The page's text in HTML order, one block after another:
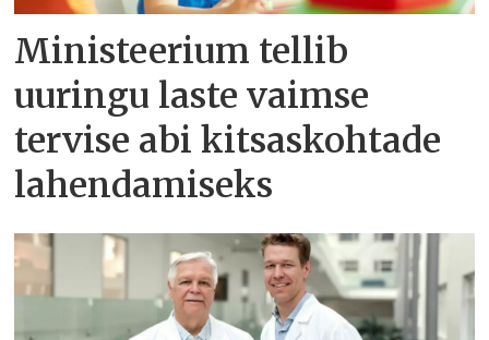
Ministeerium tellib
uuringu laste vaimse
tervise abi kitsaskohtade
lahendamiseks